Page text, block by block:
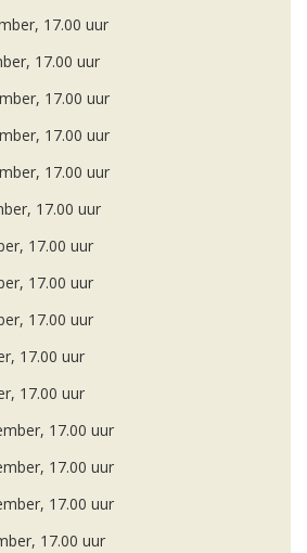
17.00 uur
17.00 uur
17.00 uur
17.00 uur
17.00 uur
17.00 uur
17.00 uur
17.00 uur
17.00 uur
17.00 uur
17.00 uur
17.00 uur
17.00 uur
17.00 uur
17.00 uur